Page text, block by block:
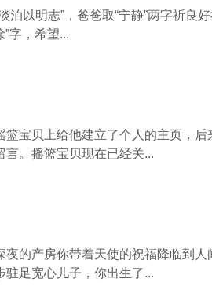
泊以明志”，爸爸取“宁静”两字祈良
”字，希望...
篮宝贝上给他建立了个人的主页，
。摇篮宝贝现在已经关...
夜的产房你带着天使的祝福降临到
足宽心儿子，你出生了...